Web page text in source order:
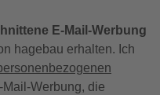
E-Mail-Werbung
hagebau erhalten. Ich
Mail-Werbung, die